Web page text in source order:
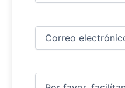
Correo
electrónico (Obligatorio)
Comentarios